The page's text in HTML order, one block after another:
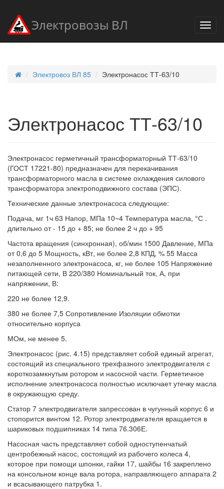
Электровозы ВЛ
Электровоз ВЛ 85 Электронасос ТТ-63/10
Электронасос ТТ-63/10
Электронасос герметичный трансформаторный ТТ-63/10
(ГОСТ 17221-80) предназначен для перекачивания
трансформаторного масла в системе охлаждения силового
трансформатора электроподвижного состава (ЭПС).
Технические данные электронасоса следующие:
Подача, мг 1ч 63 Напор, МПа 10~4 Температура масла, °С .
длительно от - 15 до + 85; не более 2 ч до + 95
Частота вращения (синхронная), об/мин 1500 Давление, МПа
от 0,6 до 5 Мощность, кВт, не более 2,8 КПД, % 55 Масса
незаполненного электронасоса, кг, не более 105 Напряжение
питающей сети, В 220/380 Номинальный ток, А, при
напряжении, В:
220 не более 12,9.
380 не более 7,5 Сопротивление Изоляции обмотки
относительно корпуса
МОм, не менее 5.
Электронасос (рис. 4.15) представляет собой единый агрегат,
состоящий из специального трехфазного электродвигателя с
короткозамкнутым ротором и насосной части. Герметичное
исполнение электронасоса полностью исключает утечку масла
в окружающую среду.
Статор 7 электродвигателя запрессован в чугунный корпус 6 и
стопорится винтом 12. Ротор электродвигателя вращается в
шариковых подшипниках 14 типа 76.306Е.
Насосная часть представляет собой одноступенчатый
центробежный насос, состоящий из рабочего колеса 4,
которое при помощи шпонки, гайки 17, шайбы 16 закреплено
на консольном конце вала ротора, направляющего аппарата 2
и всасывающего патрубка 1.